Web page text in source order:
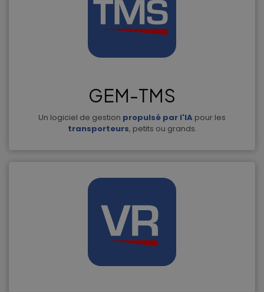
GEM-TMS
Un logiciel de gestion propulsé par l'IA pour les
transporteurs, petits ou grands.